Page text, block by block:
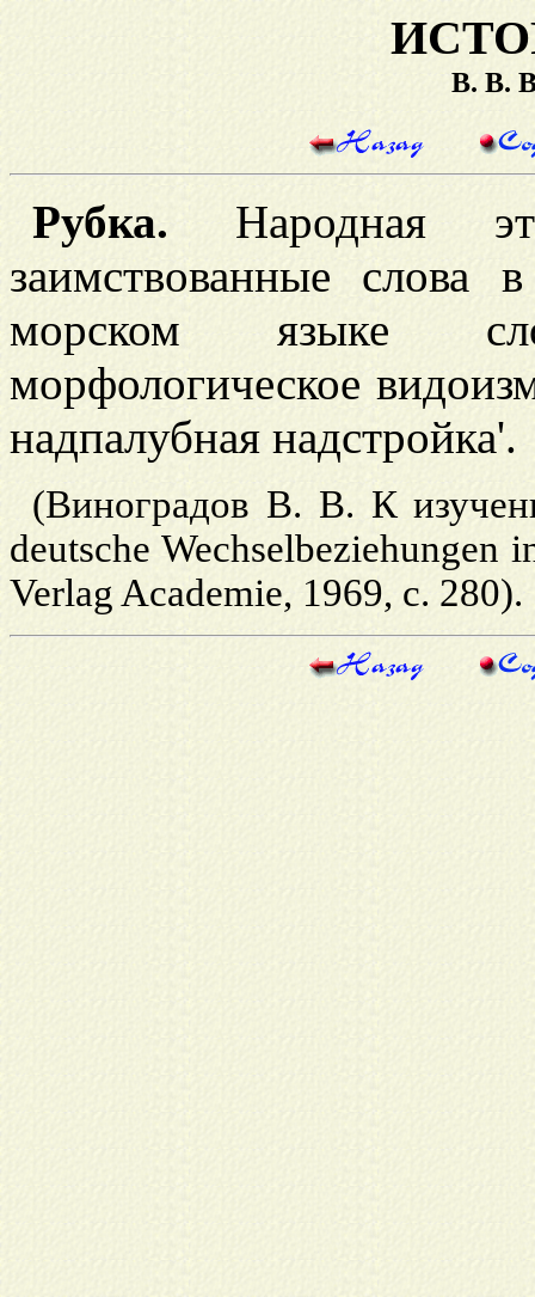
В. В.
Рубка. Народная
заимствованные слова
морском языке
морфологическое
надпалубная надстройка'.
(Виноградов В. В. К
deutsche
Verlag Academie, 1969, с. 280).